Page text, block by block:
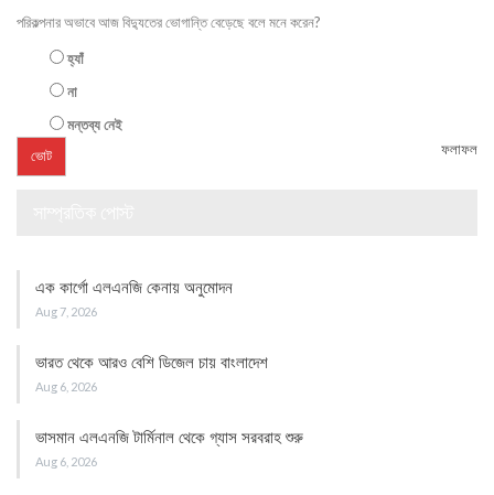
পরিকল্পনার অভাবে আজ বিদ্যুতের ভোগান্তি বেড়েছে বলে মনে করেন?
হ্যাঁ
না
মন্তব্য নেই
ফলাফল
এক কার্গো এলএনজি কেনায় অনুমোদন
Aug 7, 2026
ভারত থেকে আরও বেশি ডিজেল চায় বাংলাদেশ
Aug 6, 2026
ভাসমান এলএনজি টার্মিনাল থেকে গ্যাস সরবরাহ শুরু
Aug 6, 2026